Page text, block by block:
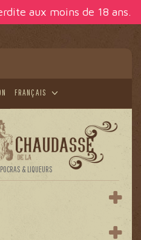
aux moins de 18 ans.
FRANÇAIS
& LIQUEURS